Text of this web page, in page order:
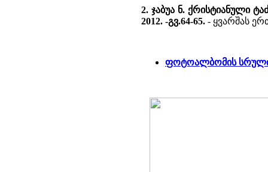
2. ჯაბუა ნ. ქრისტიანული
2012. -გვ.64-65. - ყვარშას
ფოტოალბომის სრული